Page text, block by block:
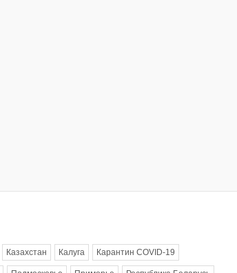
Казахстан Калуга Карантин COVID-19